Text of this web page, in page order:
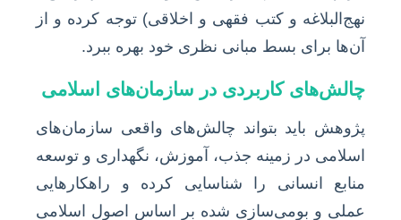
نهج‌البلاغه و کتب فقهی و اخلاقی) توجه کرده و از
آن‌ها برای بسط مبانی نظری خود بهره ببرد.
چالش‌های کاربردی در سازمان‌های اسلامی
پژوهش باید بتواند چالش‌های واقعی سازمان‌های
اسلامی در زمینه جذب، آموزش، نگهداری و توسعه
منابع انسانی را شناسایی کرده و راهکارهایی
عملی و بومی‌سازی شده بر اساس اصول اسلامی